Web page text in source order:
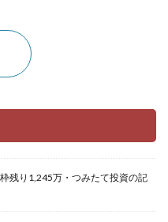
残り1,245万・つみたて投資の記